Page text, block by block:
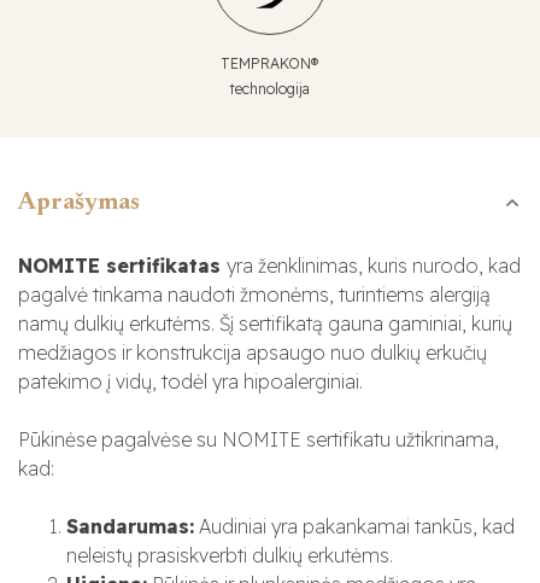
TEMPRAKON®
technologija
Aprašymas
NOMITE sertifikatas yra ženklinimas, kuris nurodo, kad
pagalvė tinkama naudoti žmonėms, turintiems alergiją
namų dulkių erkutėms. Šį sertifikatą gauna gaminiai, kurių
medžiagos ir konstrukcija apsaugo nuo dulkių erkučių
patekimo į vidų, todėl yra hipoalerginiai.
Pūkinėse pagalvėse su NOMITE sertifikatu užtikrinama,
kad:
Sandarumas: Audiniai yra pakankamai tankūs, kad
neleistų prasiskverbti dulkių erkutėms.